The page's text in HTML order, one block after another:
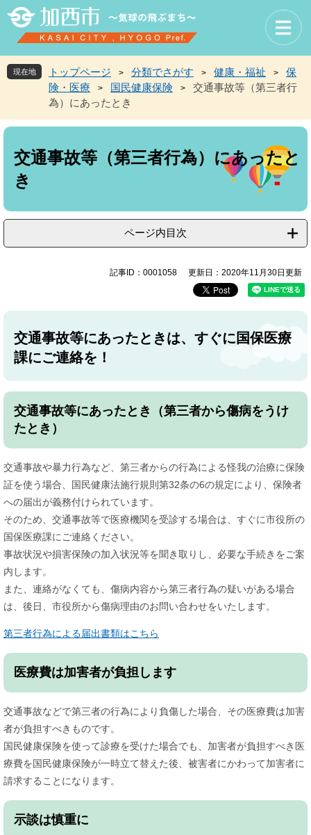
先
頭
を
飛
現在地 トップページ > 分類でさがす > 健康・福祉 >
保
険・医療
> 国民健康保険 >
交通事故等（第三者行
為）にあったとき
本
交通事故等（第三者行為）にあったと
き
ページ内目次
記事ID：0001058 更新日：2020年11月30日更新
交通事故等にあったときは、すぐに国保医療
課にご連絡を！
交通事故等にあったとき（第三者から傷病をうけ
たとき）
交通事故や暴力行為など、第三者からの行為による怪我の治療に保険
証を使う場合、国民健康法施行規則第32条の6の規定により、保険者
への届出が義務付けられています。
そのため、交通事故等で医療機関を受診する場合は、すぐに市役所の
国保医療課にご連絡ください。
事故状況や損害保険の加入状況等を聞き取りし、必要な手続きをご案
内します。
また、連絡がなくても、傷病内容から第三者行為の疑いがある場合
は、後日、市役所から傷病理由のお問い合わせをいたします。
第三者行為による届出書類はこちら
医療費は加害者が負担します
交通事故などで第三者の行為により負傷した場合、その医療費は加害
者が負担すべきものです。
国民健康保険を使って診療を受けた場合でも、加害者が負担すべき医
療費を国民健康保険が一時立て替えた後、被害者にかわって加害者に
請求することになります。
示談は慎重に